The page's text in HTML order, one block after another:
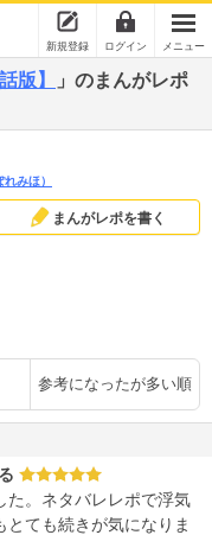
新規登録 ログイン メニュー
版】
」のまんがレポ
れみほ）
まんがレポを書く
参考になったが多い順
た。ネタバレレポで浮気
ても続きが気になりま